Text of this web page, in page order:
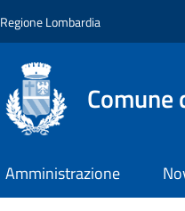
Regione Lombardia
Comune
Amministrazione